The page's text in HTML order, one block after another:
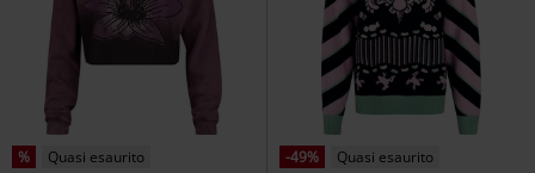
% Quasi esaurito -49%
Quasi esaurito